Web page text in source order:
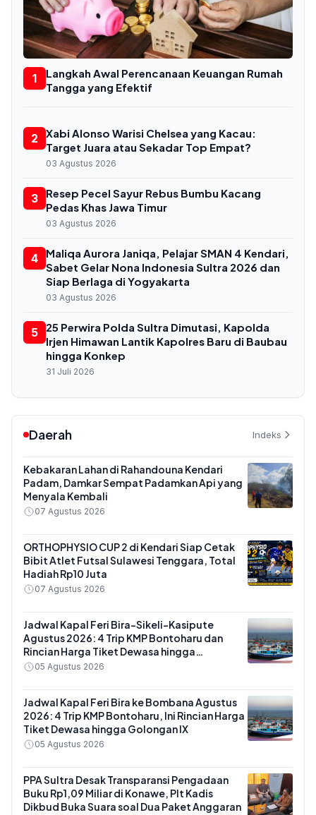
1
Langkah Awal Perencanaan Keuangan Rumah
Tangga yang Efektif
2
Xabi Alonso Warisi Chelsea yang Kacau:
Target Juara atau Sekadar Top Empat?
03 Agustus 2026
3
Resep Pecel Sayur Rebus Bumbu Kacang
Pedas Khas Jawa Timur
03 Agustus 2026
4
Maliqa Aurora Janiqa, Pelajar SMAN 4 Kendari,
Sabet Gelar Nona Indonesia Sultra 2026 dan
Siap Berlaga di Yogyakarta
03 Agustus 2026
5
25 Perwira Polda Sultra Dimutasi, Kapolda
Irjen Himawan Lantik Kapolres Baru di Baubau
hingga Konkep
31 Juli 2026
Daerah Indeks
Kebakaran Lahan di Rahandouna Kendari
Padam, Damkar Sempat Padamkan Api yang
Menyala Kembali
07 Agustus 2026
ORTHOPHYSIO CUP 2 di Kendari Siap Cetak
Bibit Atlet Futsal Sulawesi Tenggara, Total
Hadiah Rp10 Juta
07 Agustus 2026
Jadwal Kapal Feri Bira-Sikeli-Kasipute
Agustus 2026: 4 Trip KMP Bontoharu dan
Rincian Harga Tiket Dewasa hingga
Kendaraan Golongan IX
05 Agustus 2026
Jadwal Kapal Feri Bira ke Bombana Agustus
2026: 4 Trip KMP Bontoharu, Ini Rincian Harga
Tiket Dewasa hingga Golongan IX
05 Agustus 2026
PPA Sultra Desak Transparansi Pengadaan
Buku Rp1,09 Miliar di Konawe, Plt Kadis
Dikbud Buka Suara soal Dua Paket Anggaran